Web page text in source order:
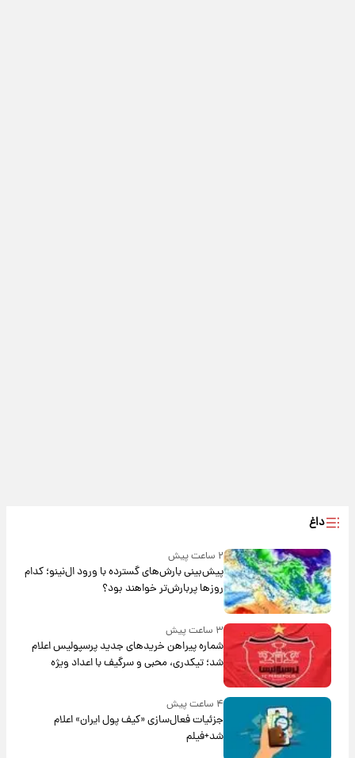
داغ
۲ ساعت پیش
پیش‌بینی بارش‌های گسترده با ورود ال‌نینو؛ کدام
روزها پربارش‌تر خواهند بود؟
۳ ساعت پیش
شماره پیراهن خریدهای جدید پرسپولیس اعلام
شد؛ تیکدری، محبی و سرگیف با اعداد ویژه
۴ ساعت پیش
جزئیات فعال‌سازی «کیف پول ایران» اعلام
شد+فیلم